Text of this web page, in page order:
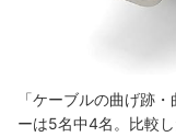
「ケーブルの曲げ跡
ーは5名中4名。比較